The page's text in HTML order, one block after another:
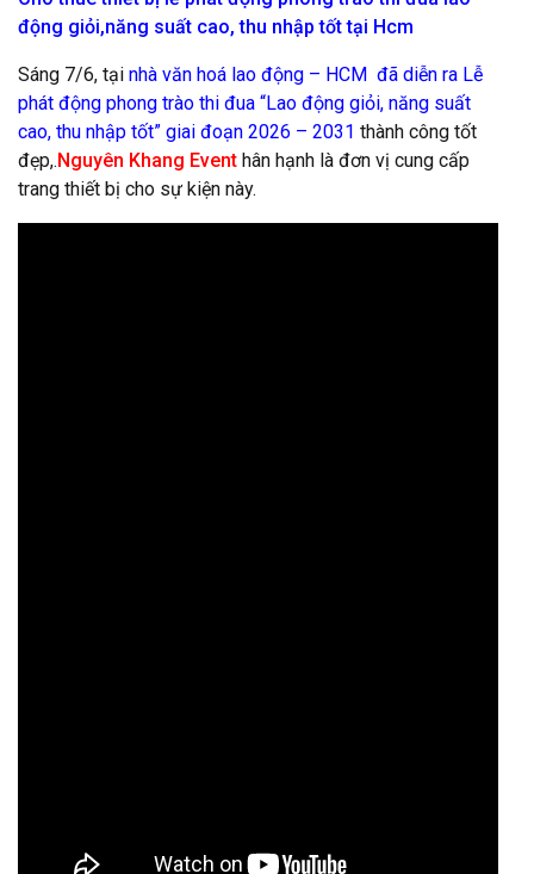
động giỏi,năng suất cao, thu nhập tốt tại Hcm
Sáng 7/6, tại nhà văn hoá lao động – HCM đã diễn ra Lễ
phát động phong trào thi đua “Lao động giỏi, năng suất
cao, thu nhập tốt” giai đoạn 2026 – 2031 thành công tốt
đẹp,.Nguyên Khang Event hân hạnh là đơn vị cung cấp
trang thiết bị cho sự kiện này.